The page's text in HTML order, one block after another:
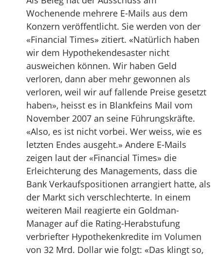
Wochenende mehrere E-Mails aus dem
Konzern veröffentlicht. Sie werden von der
«Financial Times» zitiert. «Natürlich haben
wir dem Hypothekendesaster nicht
ausweichen können. Wir haben Geld
verloren, dann aber mehr gewonnen als
verloren, weil wir auf fallende Preise gesetzt
haben», heisst es in Blankfeins Mail vom
November 2007 an seine Führungskräfte.
«Also, es ist nicht vorbei. Wer weiss, wie es
letzten Endes ausgeht.» Andere E-Mails
zeigen laut der «Financial Times» die
Erleichterung des Managements, dass die
Bank Verkaufspositionen arrangiert hatte, als
der Markt sich verschlechterte. In einem
weiteren Mail reagierte ein Goldman-
Manager auf die Rating-Herabstufung
verbriefter Hypothekenkredite im Volumen
von 32 Mrd. Dollar wie folgt: «Das klingt so,